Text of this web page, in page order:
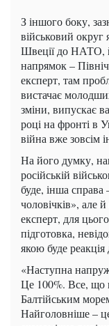
З іншого боку,
військовий округ
Швеції до НАТО,
напрямок –
експерт, там
вистачає
зміни, випускає
році на фронті в
війна вже зовсім
На його думку,
російській
буде, інша справа
чоловічків», але
експерт, для
підготовка,
якою буде
«Наступна
Це 100%. Все, що
Балтійським
Найголовніше –